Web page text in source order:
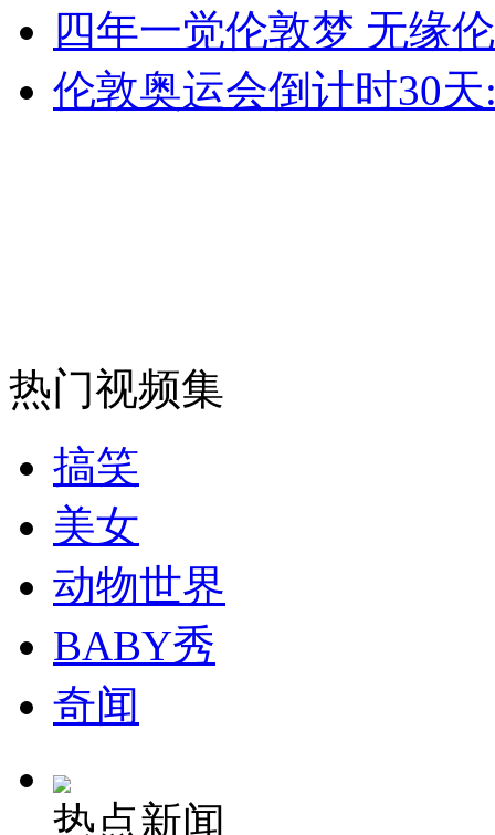
外交部：反对强权政治霸凌主义
外交部：有关国家言论片面不公正
纽约上演“枕头大战”
司机酒驾遇交警 急速倒车逃窜
四年一觉伦敦梦 无缘
伦敦奥运会倒计时30
热门视频集
搞笑
美女
动物世界
BABY秀
奇闻
热点新闻